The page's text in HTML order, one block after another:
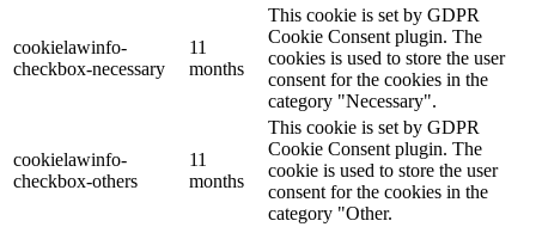
cookielawinfo-
checkbox-necessary
11
months
This cookie is set by GDPR
Cookie Consent plugin. The
cookies is used to store the user
consent for the cookies in the
category "Necessary".
cookielawinfo-
checkbox-others
11
months
This cookie is set by GDPR
Cookie Consent plugin. The
cookie is used to store the user
consent for the cookies in the
category "Other.